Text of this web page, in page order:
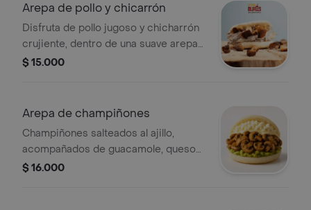
Arepa de pollo y chicarrón
Disfruta de pollo jugoso y chicharrón
crujiente, dentro de una suave arepa
blanca, acompañada de queso
$ 15.000
Arepa de champiñones
Champiñones salteados al ajillo,
acompañados de guacamole, queso
mozzarella y queso costeño, es una
$ 16.000